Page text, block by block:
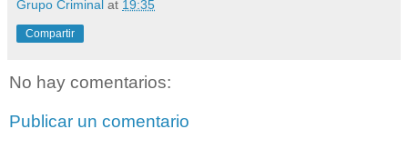
Grupo Criminal at 19:35
Compartir
No hay comentarios:
Publicar un comentario